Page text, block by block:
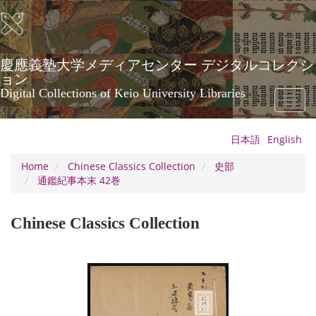
Skip
to
main
content
慶應義塾大学メディアセンター デジタルコレクシ
ョン
Digital Collections of Keio University Libraries
Toggle
日本語 English
Home
Chinese Classics Collection
史部
通鑑紀事本末 42巻
Chinese Classics Collection